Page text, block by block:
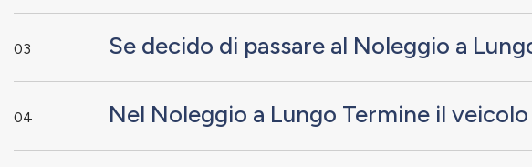
03 Se decido di passare al Noleggio a
04 Nel Noleggio a Lungo Termine il